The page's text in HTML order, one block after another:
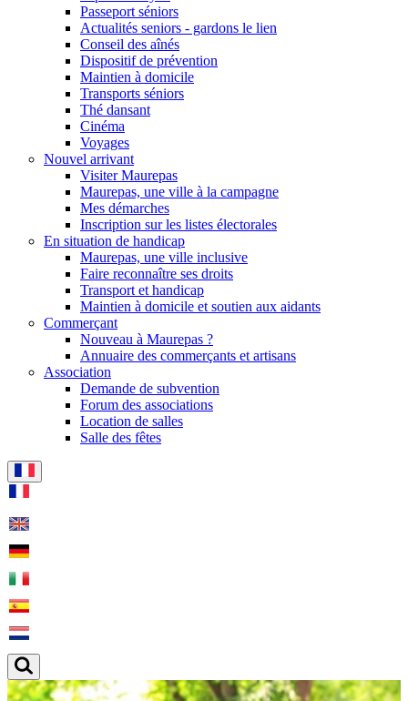
Passeport séniors
Actualités seniors - gardons le lien
Conseil des aînés
Dispositif de prévention
Maintien à domicile
Transports séniors
Thé dansant
Cinéma
Voyages
Nouvel arrivant
Visiter Maurepas
Maurepas, une ville à la campagne
Mes démarches
Inscription sur les listes électorales
En situation de handicap
Maurepas, une ville inclusive
Faire reconnaître ses droits
Transport et handicap
Maintien à domicile et soutien aux aidants
Commerçant
Nouveau à Maurepas ?
Annuaire des commerçants et artisans
Association
Demande de subvention
Forum des associations
Location de salles
Salle des fêtes